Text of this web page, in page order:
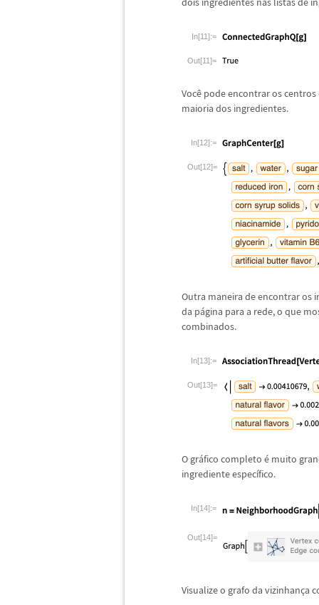
In[11]:=
Out[11]=
Você pode encontrar os
maioria dos ingredientes.
In[12]:=
Out[12]=
Outra maneira de encontrar os
da página para a rede, o que
combinados.
In[13]:=
Out[13]=
O gráfico completo é muito
ingrediente específico.
In[14]:=
Out[14]=
Visualize o grafo da vizinhança